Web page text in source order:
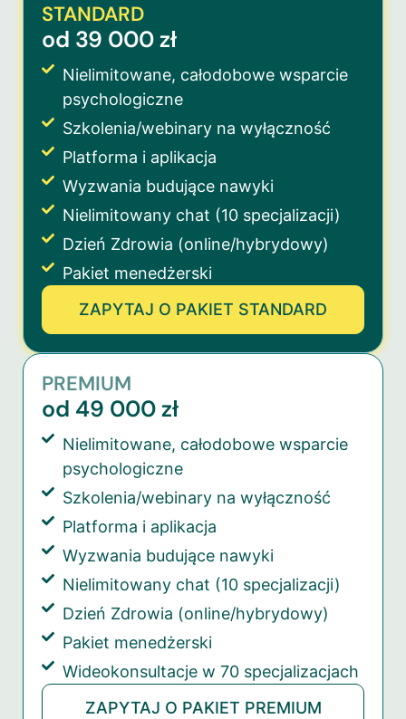
STANDARD
od 39 000 zł
Nielimitowane, całodobowe wsparcie
psychologiczne
Szkolenia/webinary na wyłączność
Platforma i aplikacja
Wyzwania budujące nawyki
Nielimitowany chat (10 specjalizacji)
Dzień Zdrowia (online/hybrydowy)
Pakiet menedżerski
ZAPYTAJ O PAKIET STANDARD
PREMIUM
od 49 000 zł
Nielimitowane, całodobowe wsparcie
psychologiczne
Szkolenia/webinary na wyłączność
Platforma i aplikacja
Wyzwania budujące nawyki
Nielimitowany chat (10 specjalizacji)
Dzień Zdrowia (online/hybrydowy)
Pakiet menedżerski
Wideokonsultacje w 70 specjalizacjach
ZAPYTAJ O PAKIET PREMIUM